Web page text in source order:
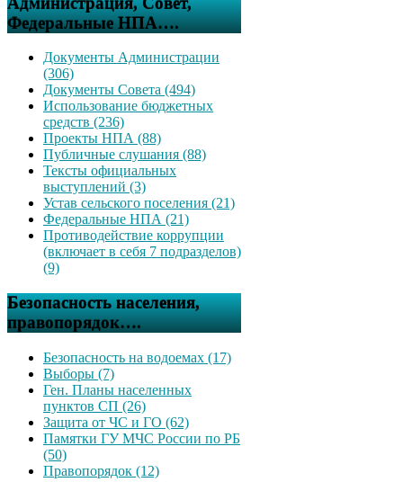
Федеральные НПА….
Документы Администрации
(306)
Документы Совета (494)
Использование бюджетных
средств (236)
Проекты НПА (88)
Публичные слушания (88)
Тексты официальных
выступлений (3)
Устав сельского поселения (21)
Федеральные НПА (21)
Противодействие коррупции
(включает в себя 7 подразделов)
(9)
Безопасность населения,
правопорядок….
Безопасность на водоемах (17)
Выборы (7)
Ген. Планы населенных
пунктов СП (26)
Защита от ЧС и ГО (62)
Памятки ГУ МЧС России по РБ
(50)
Правопорядок (12)